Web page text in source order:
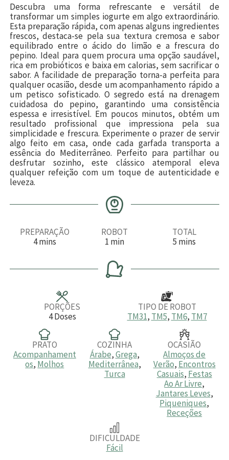
Descubra uma forma refrescante e versátil de
transformar um simples iogurte em algo extraordinário.
Esta preparação rápida, com apenas alguns ingredientes
frescos, destaca-se pela sua textura cremosa e sabor
equilibrado entre o ácido do limão e a frescura do
pepino. Ideal para quem procura uma opção saudável,
rica em probióticos e baixa em calorias, sem sacrificar o
sabor. A facilidade de preparação torna-a perfeita para
qualquer ocasião, desde um acompanhamento rápido a
um petisco sofisticado. O segredo está na drenagem
cuidadosa do pepino, garantindo uma consistência
espessa e irresistível. Em poucos minutos, obtém um
resultado profissional que impressiona pela sua
simplicidade e frescura. Experimente o prazer de servir
algo feito em casa, onde cada garfada transporta a
essência do Mediterrâneo. Perfeito para partilhar ou
desfrutar sozinho, este clássico atemporal eleva
qualquer refeição com um toque de autenticidade e
leveza.
PREPARAÇÃO
4m
u
mins
ROBOT
1 m
n
u
t
min
TOTAL
5 m
u
mins
PORÇÕES
4 Doses
TIPO DE ROBOT
TM31, TM5, TM6, TM7
PRATO
Acompanhament
os, Molhos
COZINHA
Árabe,Grega,
Mediterrânea,
Turca
OCASIÃO
Almoços de
Verão, Encontros
Casuais, Festas
Ao Ar Livre,
Jantares Leves,
Piqueniques,
Receções
DIFICULDADE
Fácil